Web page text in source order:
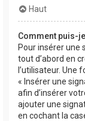
Haut
Comment puis-
Pour insérer une
tout d’abord en
l’utilisateur. Une
« Insérer une
afin d’insérer
ajouter une
en cochant la